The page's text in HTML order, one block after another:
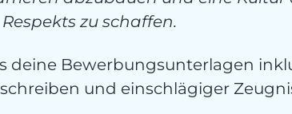
zu schaffen.
deine Bewerbungsunterlagen
und einschlägiger